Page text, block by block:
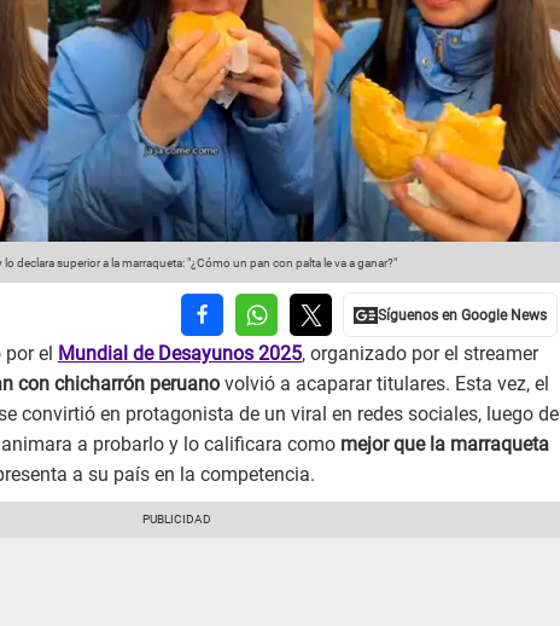
declara superior a la marraqueta: "¿Cómo un pan con palta le va a ganar?"
el Mundial de Desayunos 2025, organizado por el streamer
con chicharrón peruano volvió a acaparar titulares. Esta vez, el
convirtió en protagonista de un viral en redes sociales, luego de
a probarlo y lo calificara como mejor que la marraqueta
a su país en la competencia.